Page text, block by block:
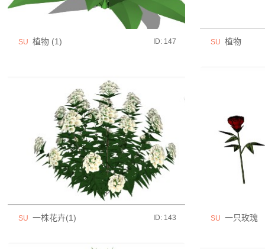
SU 植物 (1) ID: 147 SU 植物
SU 一株花卉(1) ID: 143 SU 一只玫瑰